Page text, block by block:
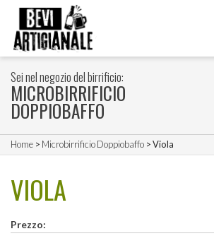
Sei nel negozio del birrificio:
MICROBIRRIFICIO
DOPPIOBAFFO
Home > Microbirrificio Doppiobaffo > Viola
VIOLA
Prezzo: